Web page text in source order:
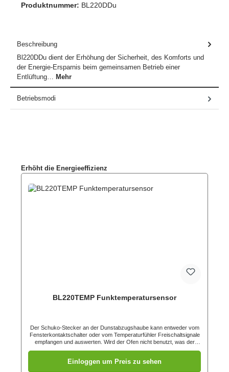
Produktnummer: BL220DDu
Beschreibung
Bl220DDu dient der Erhöhung der Sicherheit, des Komforts und
der Energie-Ersparnis beim gemeinsamen Betrieb einer
Entlüftung… Mehr
Betriebsmodi
Produktgalerie überspringen
Erhöht die Energieeffizienz
BL220TEMP Funktemperatursensor
Der Schuko-Stecker an der Dunstabzugshaube kann entweder vom
Fensterkontaktschalter oder vom Temperaturfühler Freischaltsignale
empfangen und auswerten. Wird der Ofen nicht benutzt, was der
extra geöffnet werden, um die Dunstabzugshaube benutzen zu
Einloggen um Preis zu sehen